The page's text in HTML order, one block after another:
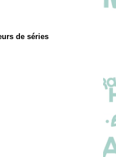
de séries